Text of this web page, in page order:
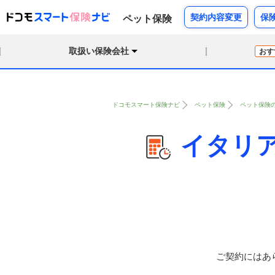
ペット保険 契約内容変更 保
取扱い保険会社 お
ドコモスマート保険ナビ ペット保険 ペット保険
イタリ
ご契約には